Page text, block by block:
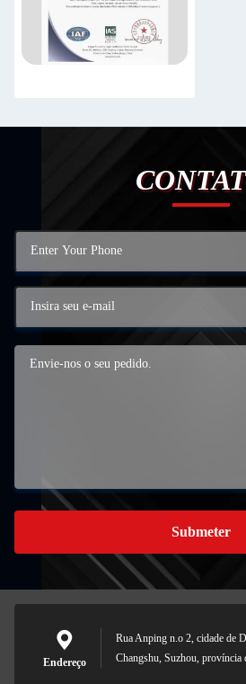
Submeter
Endereço
Rua Anping n.o 2, cidade de
Changshu, Suzhou, província